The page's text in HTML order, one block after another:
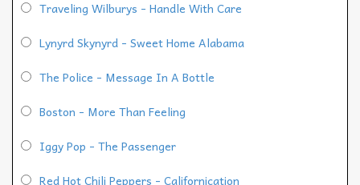
Traveling Wilburys - Handle With Care
Lynyrd Skynyrd - Sweet Home Alabama
The Police - Message In A Bottle
Boston - More Than Feeling
Iggy Pop - The Passenger
Red Hot Chili Peppers - Californication